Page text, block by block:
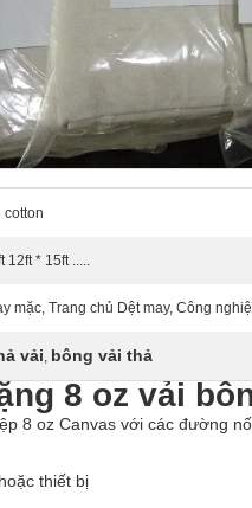
cotton
12ft * 15ft .....
mặc, Trang chủ Dệt may, Công
vải, bông vải thả
8 oz vải
8 oz Canvas với các đường
thiết bị